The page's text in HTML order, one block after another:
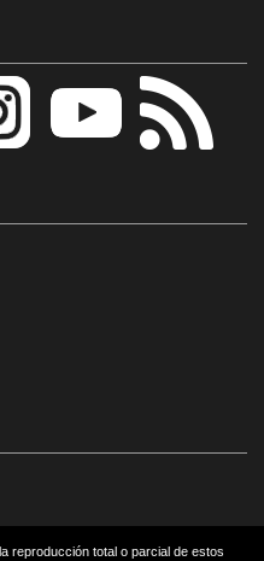
reproducción total o parcial de estos